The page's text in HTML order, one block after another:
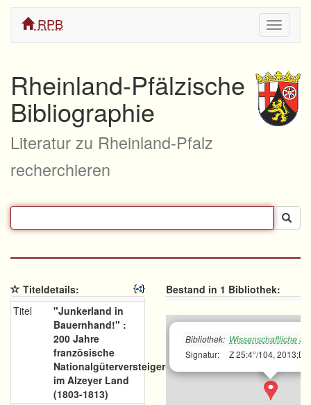
ein/
RPB
Rheinland-Pfälzische
Bibliographie
Literatur zu Rheinland-Pfalz
recherchieren
Titeldetails:
Titel
"Junkerland in
Bauernhand!" :
200 Jahre
französische
Nationalgüterversteigerung
im Alzeyer Land
(1803-1813)
Bestand in 1 Bibliothek:
Bibliothek: Wissenschaftliche
Signatur:
Z 25:4°/104, 2013;Dz